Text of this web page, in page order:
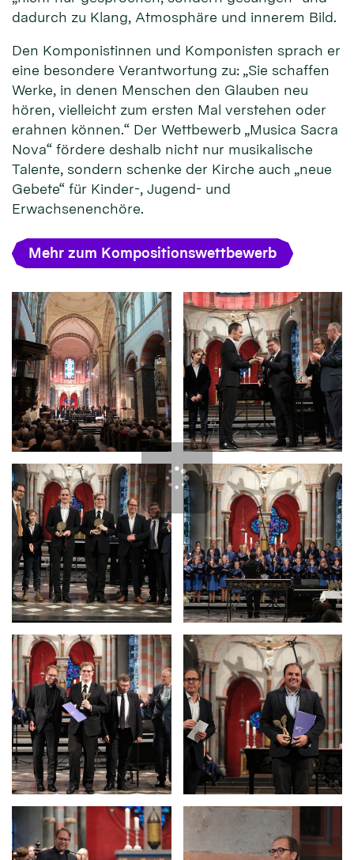
dadurch zu Klang, Atmosphäre und innerem Bild.
Den Komponistinnen und Komponisten sprach er
eine besondere Verantwortung zu: „Sie schaffen
Werke, in denen Menschen den Glauben neu
hören, vielleicht zum ersten Mal verstehen oder
erahnen können.“ Der Wettbewerb „Musica Sacra
Nova“ fördere deshalb nicht nur musikalische
Talente, sondern schenke der Kirche auch „neue
Gebete“ für Kinder-, Jugend- und
Erwachsenenchöre.
Mehr zum Kompositionswettbewerb